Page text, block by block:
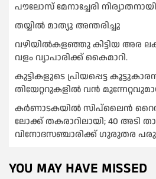
പൗലോസ് മേനാച്ചേരി നിര്യാതനായി
തയ്യിൽ മാത്യു അന്തരിച്ചു
വഴിയിൽകളഞ്ഞു കിട്ടിയ അര
വളം വ്യാപാരിക്ക് കൈമാറി.
കുട്ടികളുടെ പ്രിയപ്പെട്ട
തിയേറ്ററുകളിൽ വൻ
കർണാടകയിൽ സിപ്‌ലൈൻ
ലോക്ക് തകരാറിലായി; 40 അടി
വിനോദസഞ്ചാരിക്ക് ഗുരുതര
YOU MAY HAVE MISSED